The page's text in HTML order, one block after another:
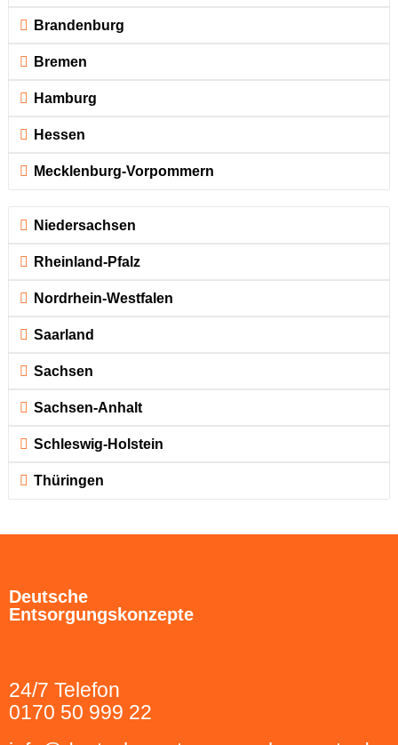
Brandenburg
Bremen
Hamburg
Hessen
Mecklenburg-Vorpommern
Niedersachsen
Rheinland-Pfalz
Nordrhein-Westfalen
Saarland
Sachsen
Sachsen-Anhalt
Schleswig-Holstein
Thüringen
Deutsche
Entsorgungskonzepte
24/7 Telefon
0170 50 999 22